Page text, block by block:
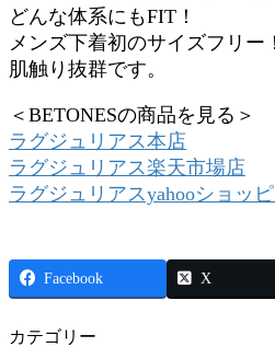
どんな体系にもFIT！
メンズ下着初のサイズフリー
肌触り抜群です。
＜BETONESの商品を見る＞
ラグジュリアス本店
ラグジュリアス楽天市場店
ラグジュリアスyahooショッ
Facebook X
カテゴリー